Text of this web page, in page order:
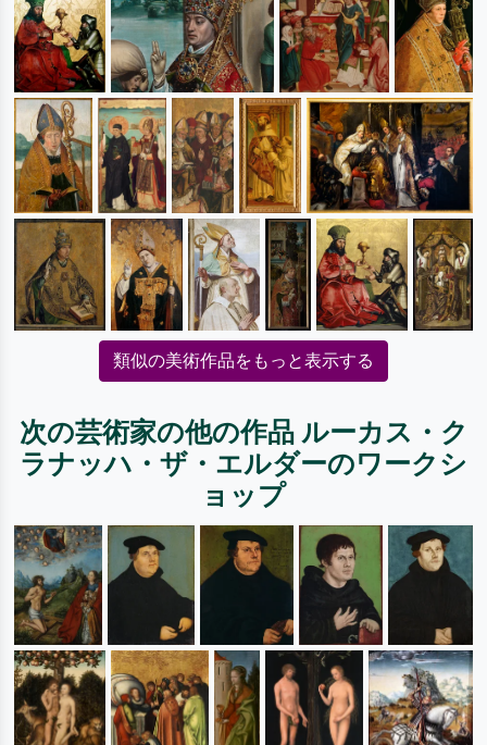
類似の美術作品をもっと表示する
次の芸術家の他の作品 ルーカス・ク
ラナッハ・ザ・エルダーのワークシ
ョップ